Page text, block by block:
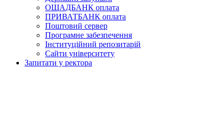
ОЩАДБАНК оплата
ПРИВАТБАНК оплата
Поштовий сервер
Програмне забезпечення
Інституційний репозитарій
Сайти університету
Запитати у ректора